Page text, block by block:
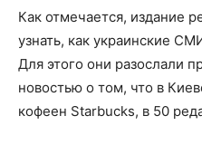
Как отмечается, издание
узнать, как украинские
Для этого они разослали
новостью о том, что в
кофеен Starbucks, в 50